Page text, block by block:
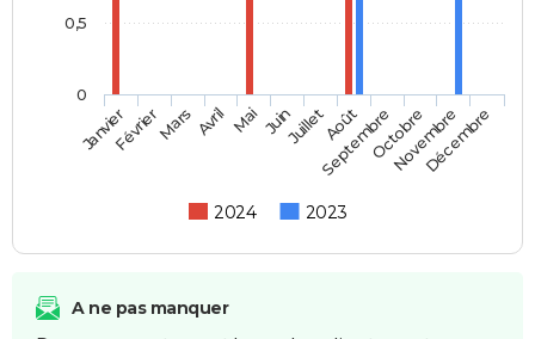
2024 2023
JanvierFévrierMars Avril Mai JuinJuilletAoût
SeptembreOctobre
Novembre
Décembre
0
0,5
A ne pas manquer